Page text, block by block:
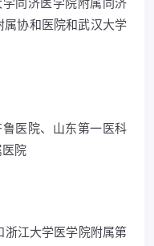
协和医院和武汉大学
医院、山东第一医科
院
浙江大学医学院附属第